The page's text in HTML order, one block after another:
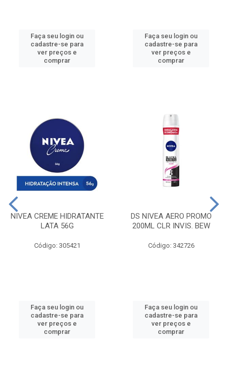
Faça seu login ou
cadastre-se para
ver preços e
comprar
Faça seu login ou
cadastre-se para
ver preços e
comprar
NIVEA CREME HIDRATANTE
LATA 56G
Código: 305421
Faça seu login ou
cadastre-se para
ver preços e
comprar
DS NIVEA AERO PROMO
200ML CLR INVIS. BEW
Código: 342726
Faça seu login ou
cadastre-se para
ver preços e
comprar